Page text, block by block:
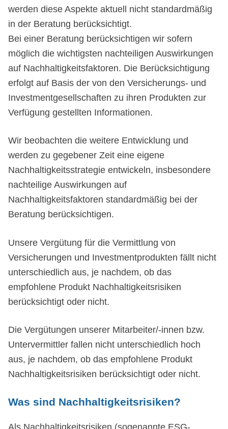
werden diese Aspekte aktuell nicht standardmäßig
in der Beratung berücksichtigt.
Bei einer Beratung berücksichtigen wir sofern
möglich die wichtigsten nachteiligen Auswirkungen
auf Nachhaltigkeitsfaktoren. Die Berücksichtigung
erfolgt auf Basis der von den Versicherungs- und
Investmentgesellschaften zu ihren Produkten zur
Verfügung gestellten Informationen.
Wir beobachten die weitere Entwicklung und
werden zu gegebener Zeit eine eigene
Nachhaltigkeitsstrategie entwickeln, insbesondere
nachteilige Auswirkungen auf
Nachhaltigkeitsfaktoren standardmäßig bei der
Beratung berücksichtigen.
Unsere Vergütung für die Vermittlung von
Versicherungen und Investmentprodukten fällt nicht
unterschiedlich aus, je nachdem, ob das
empfohlene Produkt Nachhaltigkeitsrisiken
berücksichtigt oder nicht.
Die Vergütungen unserer Mitarbeiter/-innen bzw.
Untervermittler fallen nicht unterschiedlich hoch
aus, je nachdem, ob das empfohlene Produkt
Nachhaltigkeitsrisiken berücksichtigt oder nicht.
Was sind Nachhaltigkeitsrisiken?